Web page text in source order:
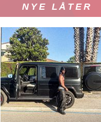
NYE LÅTER